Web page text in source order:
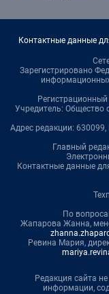
Контактные данные
Зарегистрировано
Учредитель: Общество
Адрес редакции: 630099,
Главный
Контактные данные
По
Жапарова Жанна,
Ревина Мария,
Редакция сайта
информации,